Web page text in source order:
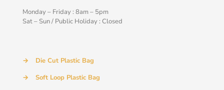
Monday – Friday : 8am – 5pm
Sat – Sun / Public Holiday : Closed
→
Die Cut Plastic Bag
→
Soft Loop Plastic Bag